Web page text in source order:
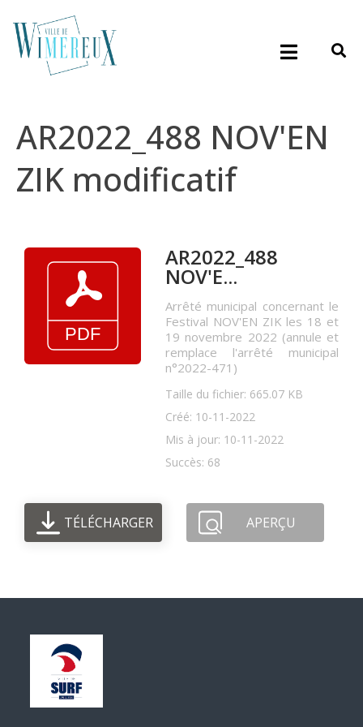
AR2022_488 NOV'EN
ZIK modificatif
AR2022_488
NOV'E...
Arrêté municipal concernant le
Festival NOV'EN ZIK les 18 et
19 novembre 2022 (annule et
remplace l'arrêté municipal
n°2022-471)
Taille du fichier: 665.07 KB
Créé: 10-11-2022
Mis à jour: 10-11-2022
Succès: 68
TÉLÉCHARGER APERÇU